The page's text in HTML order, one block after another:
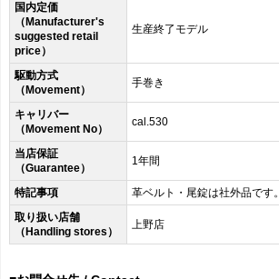
国内定価
（Manufacturer's
suggested retail
price）
生産終了モデル
駆動方式
（Movement）
手巻き
キャリバー
（Movement No）
cal.530
当店保証
（Guarantee）
1年間
特記事項
革ベルト・尾錠は社外品です。
取り扱い店舗
（Handling stores）
上野店